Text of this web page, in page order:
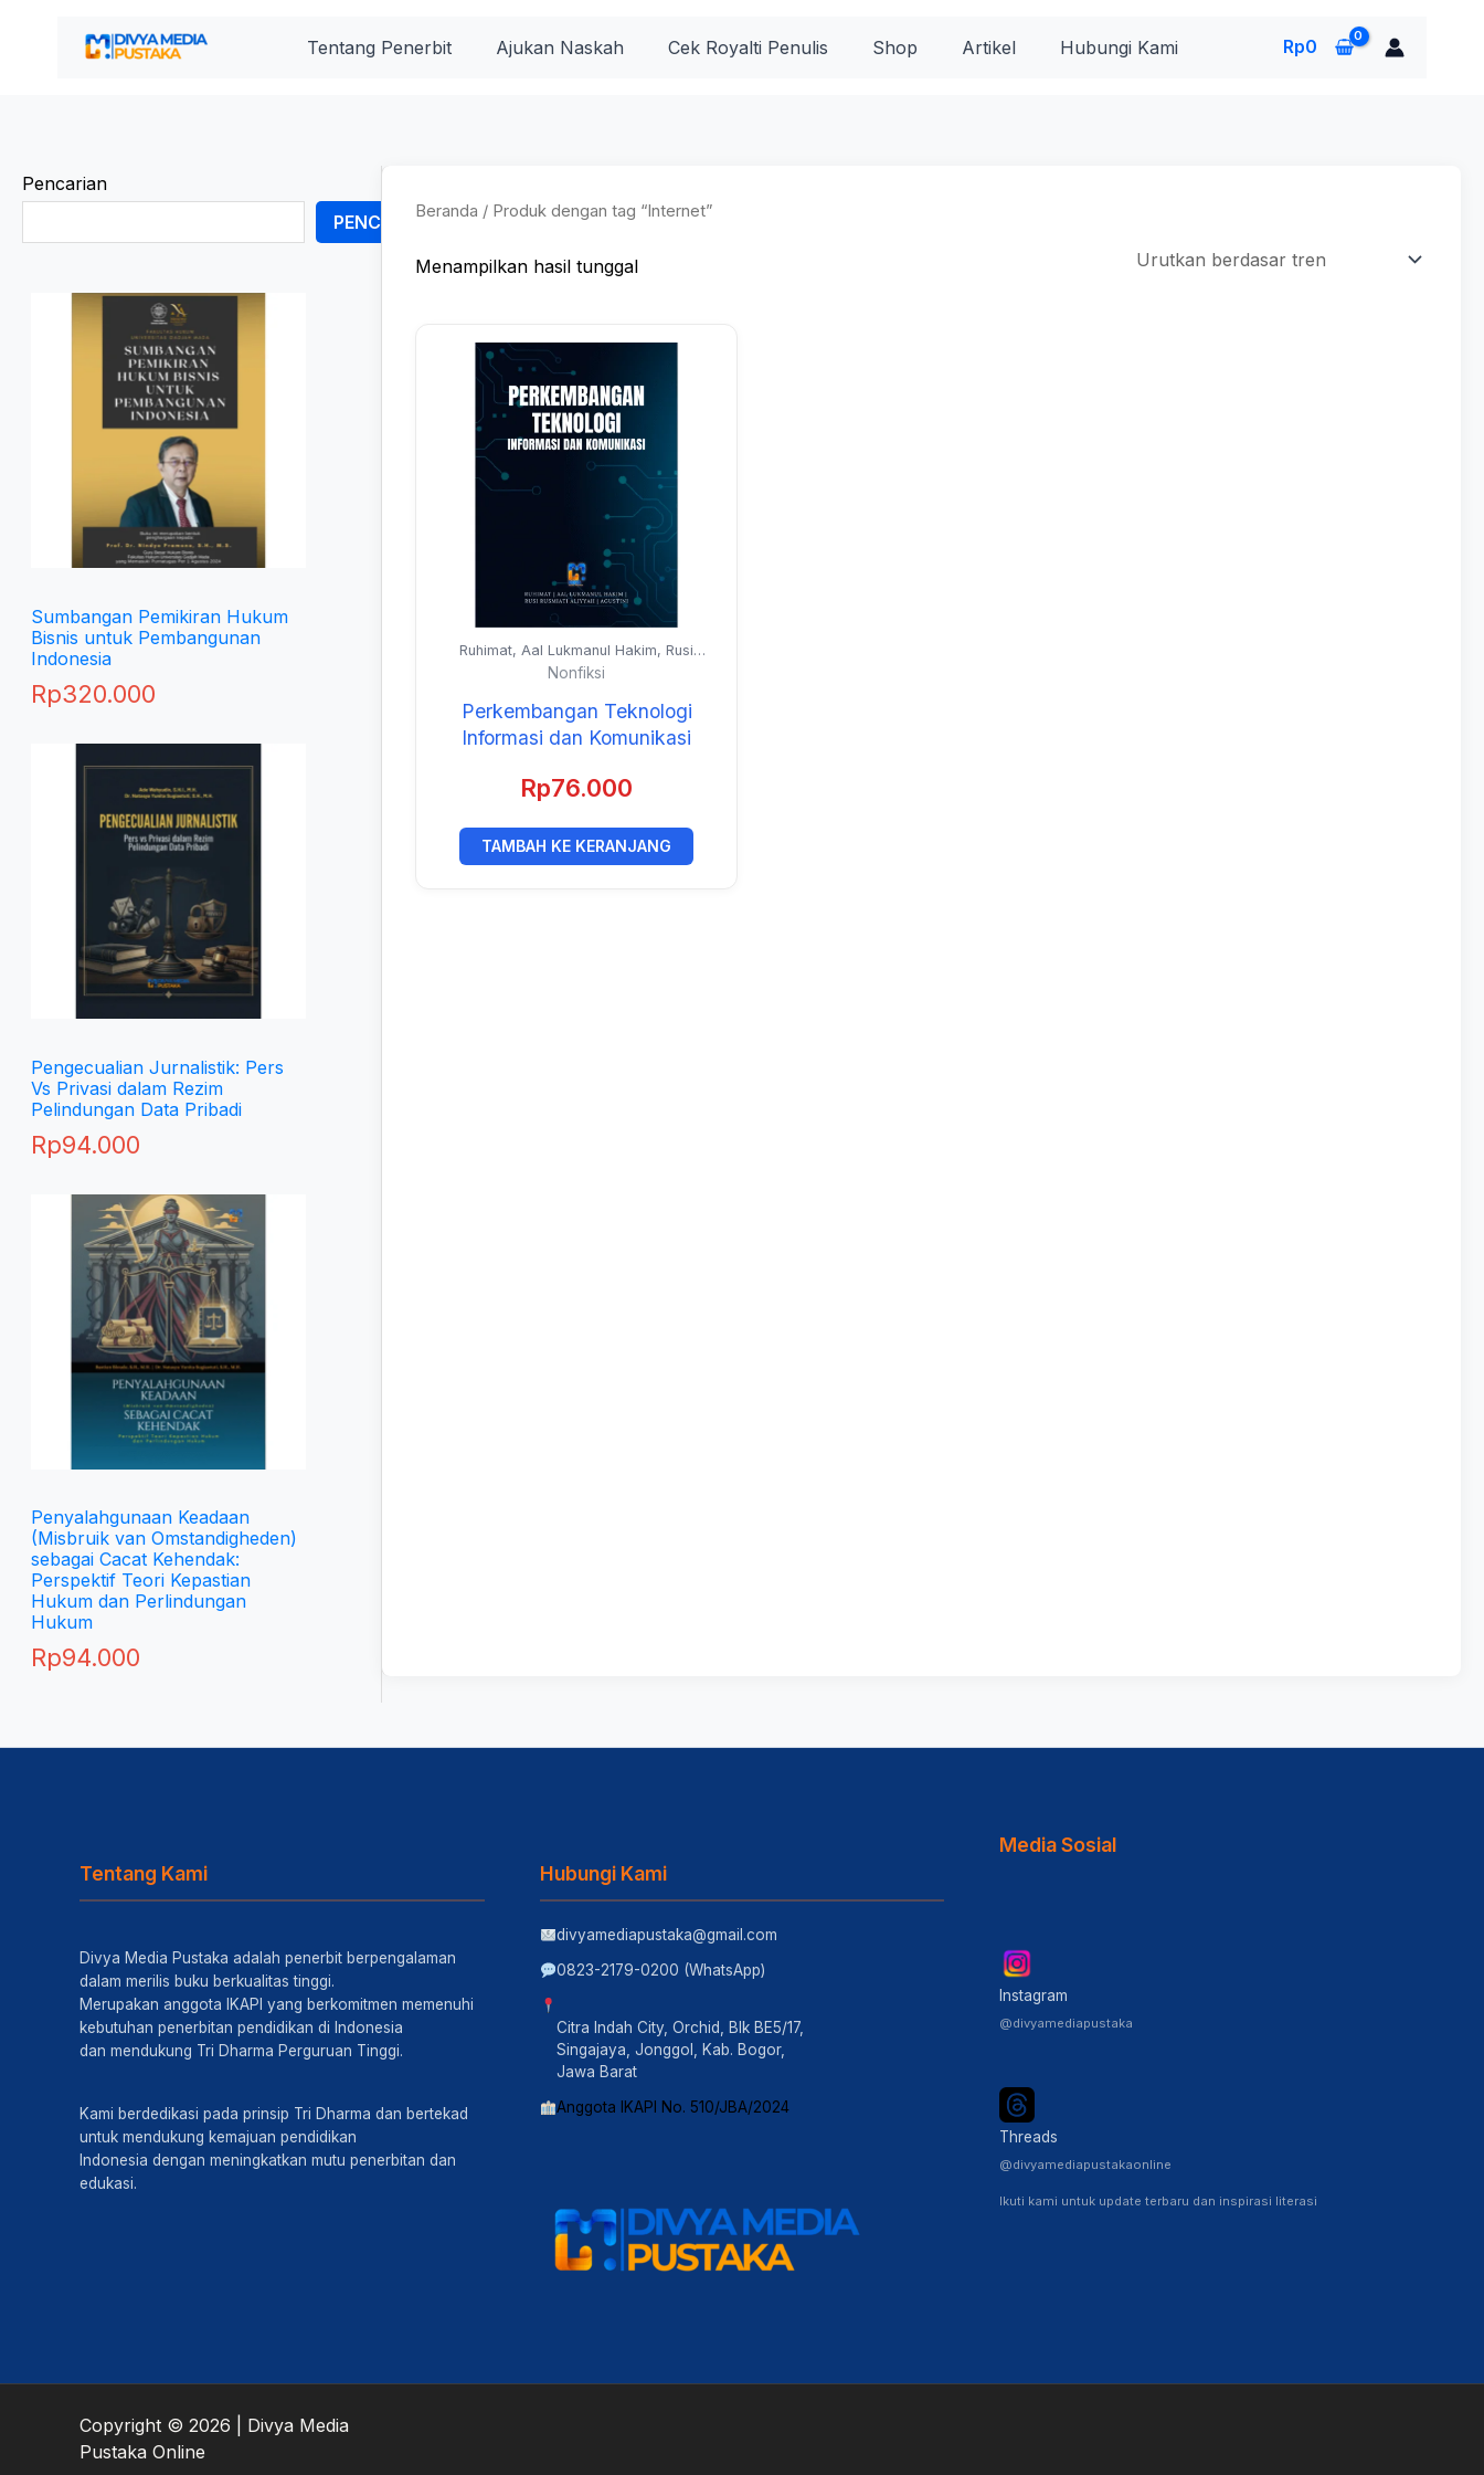
Tentang Penerbit Ajukan Naskah Cek Royalti Penulis Shop Artikel Hubungi Kami Rp0
Pencarian
PENCARIAN
Sumbangan Pemikiran Hukum
Bisnis untuk Pembangunan
Indonesia
Rp320.000
Pengecualian Jurnalistik: Pers
Vs Privasi dalam Rezim
Pelindungan Data Pribadi
Rp94.000
Penyalahgunaan Keadaan
(Misbruik van Omstandigheden)
sebagai Cacat Kehendak:
Perspektif Teori Kepastian
Hukum dan Perlindungan
Hukum
Rp94.000
Beranda / Produk dengan tag “Internet”
Menampilkan hasil tunggal
Ruhimat, Aal Lukmanul Hakim, Rusi
Rusmiati Aliyyah, dan Agustini
Nonfiksi
Perkembangan Teknologi
Informasi dan Komunikasi
Rp76.000
TAMBAH KE KERANJANG
Tentang Kami
Divya Media Pustaka adalah penerbit berpengalaman
dalam merilis buku berkualitas tinggi.
Merupakan anggota IKAPI yang berkomitmen memenuhi
kebutuhan penerbitan pendidikan di Indonesia
dan mendukung Tri Dharma Perguruan Tinggi.
Kami berdedikasi pada prinsip Tri Dharma dan bertekad
untuk mendukung kemajuan pendidikan
Indonesia dengan meningkatkan mutu penerbitan dan
edukasi.
Hubungi Kami
divyamediapustaka@gmail.com
0823-2179-0200 (WhatsApp)
Citra Indah City, Orchid, Blk BE5/17,
Singajaya, Jonggol, Kab. Bogor,
Jawa Barat
Anggota IKAPI No. 510/JBA/2024
Media Sosial
Instagram
@divyamediapustaka
Threads
@divyamediapustakaonline
Ikuti kami untuk update terbaru dan inspirasi literasi
Copyright © 2026 | Divya Media
Pustaka Online